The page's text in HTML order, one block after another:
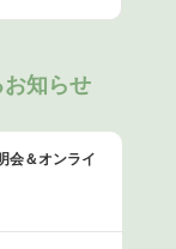
知らせ
＆オンライ